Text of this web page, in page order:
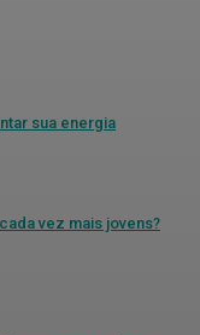
sua energia
vez mais jovens?